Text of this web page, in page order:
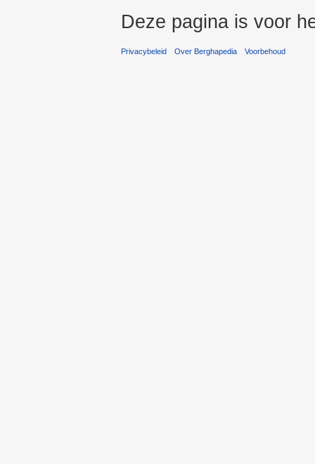
Deze pagina is voor
Privacybeleid Over Berghapedia Voorbehoud